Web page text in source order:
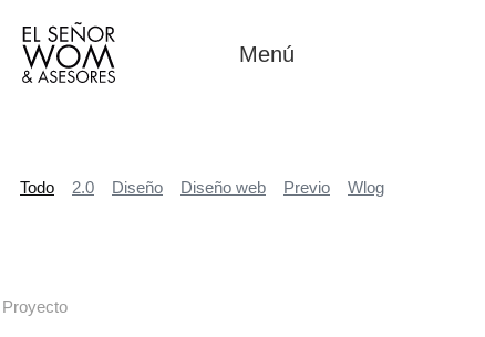
Menú
2.0 Diseño Diseño web Previo Wlog
Todo
Proyecto